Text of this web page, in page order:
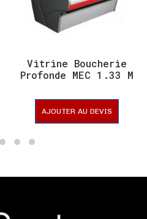
Vitrine Boucherie
Profonde MEC 1.33 M
AJOUTER AU DEVIS